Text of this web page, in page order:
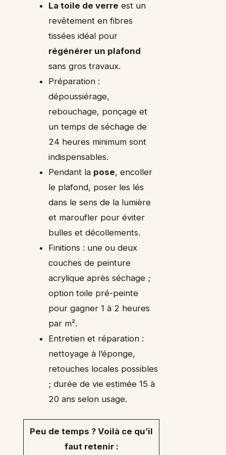
La toile de verre est un
revêtement en fibres
tissées idéal pour
régénérer un plafond
sans gros travaux.
Préparation :
dépoussiérage,
rebouchage, ponçage et
un temps de séchage de
24 heures minimum sont
indispensables.
Pendant la pose, encoller
le plafond, poser les lés
dans le sens de la lumière
et maroufler pour éviter
bulles et décollements.
Finitions : une ou deux
couches de peinture
acrylique après séchage ;
option toile pré-peinte
pour gagner 1 à 2 heures
par m².
Entretien et réparation :
nettoyage à l’éponge,
retouches locales possibles
; durée de vie estimée 15 à
20 ans selon usage.
Peu de temps ? Voilà ce qu’il
faut retenir :